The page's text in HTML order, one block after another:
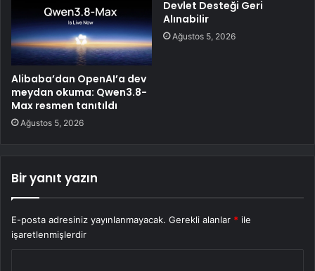
Alibaba’dan OpenAI’a dev
meydan okuma: Qwen3.8-
Max resmen tanıtıldı
Ağustos 5, 2026
Devlet Desteği Geri
Alınabilir
Ağustos 5, 2026
Bir yanıt yazın
E-posta adresiniz yayınlanmayacak. Gerekli alanlar * ile
işaretlenmişlerdir